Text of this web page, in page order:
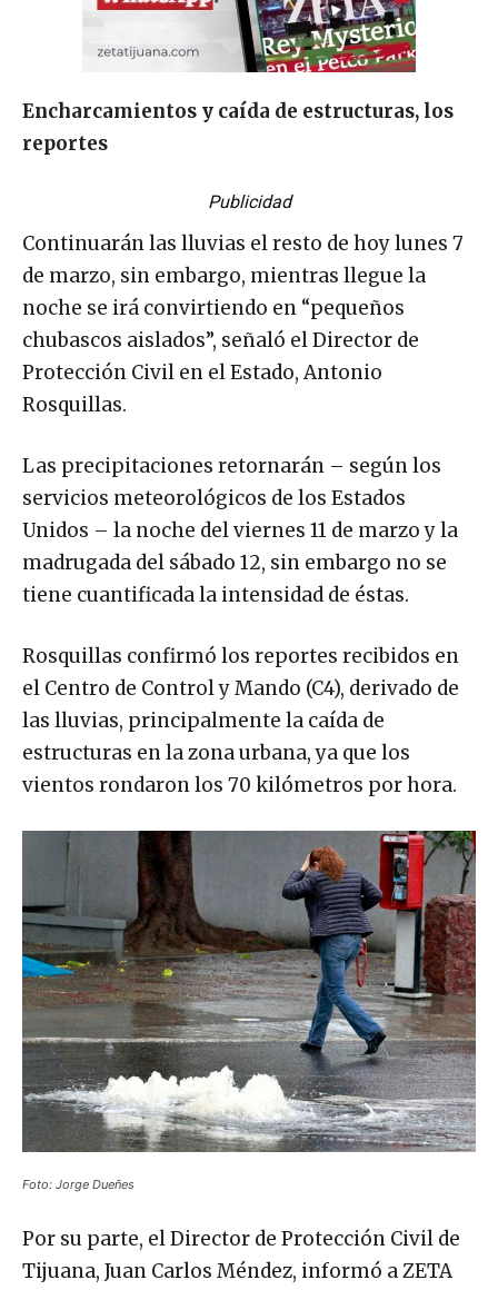
Encharcamientos y caída de estructuras, los
reportes
Publicidad
Continuarán las lluvias el resto de hoy lunes 7
de marzo, sin embargo, mientras llegue la
noche se irá convirtiendo en “pequeños
chubascos aislados”, señaló el Director de
Protección Civil en el Estado, Antonio
Rosquillas.
Las precipitaciones retornarán – según los
servicios meteorológicos de los Estados
Unidos – la noche del viernes 11 de marzo y la
madrugada del sábado 12, sin embargo no se
tiene cuantificada la intensidad de éstas.
Rosquillas confirmó los reportes recibidos en
el Centro de Control y Mando (C4), derivado de
las lluvias, principalmente la caída de
estructuras en la zona urbana, ya que los
vientos rondaron los 70 kilómetros por hora.
Foto: Jorge Dueñes
Por su parte, el Director de Protección Civil de
Tijuana, Juan Carlos Méndez, informó a ZETA